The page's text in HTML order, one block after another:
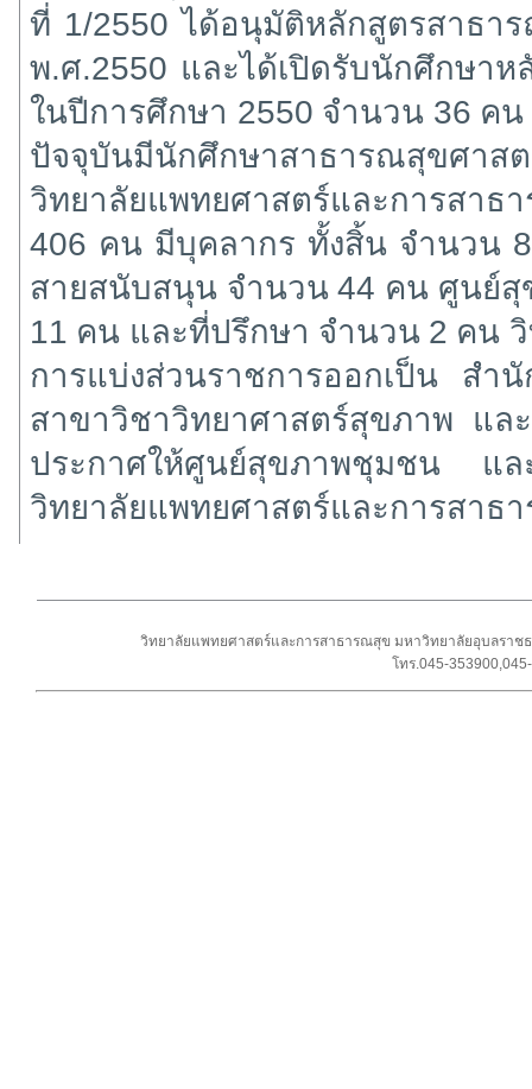
ที่ 1/2550 ได้อนุมัติหลักสูตรสาธา
พ.ศ.2550 และได้เปิดรับนักศึกษา
ในปีการศึกษา 2550 จำนวน 36 ค
ปัจจุบันมีนักศึกษาสาธารณสุขศาส
วิทยาลัยแพทยศาสตร์และการส
406 คน มีบุคลากร ทั้งสิ้น จำนวน
สายสนับสนุน จำนวน 44 คน ศูนย์
11 คน และที่ปรึกษา จำนวน 2 คน
การแบ่งส่วนราชการออกเป็น ส
สาขาวิชาวิทยาศาสตร์สุขภาพ แ
ประกาศให้ศูนย์สุขภาพชุมชน แ
วิทยาลัยแพทยศาสตร์และการสาธ
วิทยาลัยแพทยศาสตร์และการสาธารณสุข มหาวิทยาลัยอุบลราช
โทร.045-